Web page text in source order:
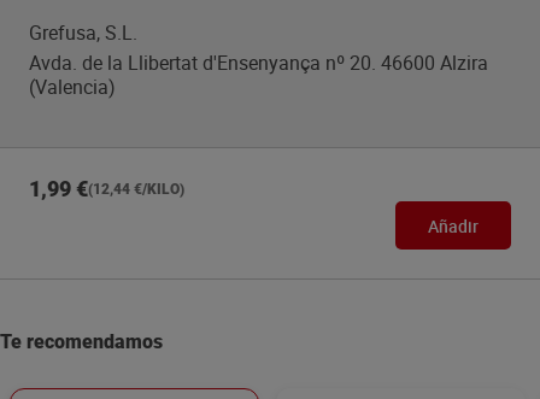
Grefusa, S.L.
Avda. de la Llibertat d'Ensenyança nº 20. 46600 Alzira
(Valencia)
1,99 €(12,44 €/KILO)
Añadir
Te recomendamos